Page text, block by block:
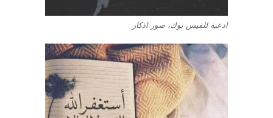
ادعية للفيس بوك، صور اذكار